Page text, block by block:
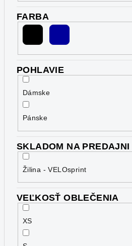
FARBA
POHLAVIE
Dámske
Pánske
SKLADOM NA PREDAJNI
Žilina - VELOsprint
VEĽKOSŤ OBLEČENIA
XS